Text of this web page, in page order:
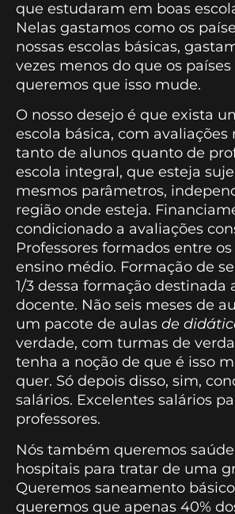
que estudaram em boas
Nelas gastamos como os
nossas escolas básicas,
vezes menos do que os países
queremos que isso mude.
O nosso desejo é que exista
escola básica, com avaliações
tanto de alunos quanto de
escola integral, que esteja
mesmos parâmetros,
região onde esteja.
condicionado a avaliações
Professores formados entre
ensino médio. Formação de
1/3 dessa formação destinada
docente. Não seis meses de
um pacote de aulas de
verdade, com turmas de
tenha a noção de que é isso
quer. Só depois disso, sim,
salários. Excelentes salários
professores.
Nós também queremos
hospitais para tratar de uma
Queremos saneamento
queremos que apenas 40%